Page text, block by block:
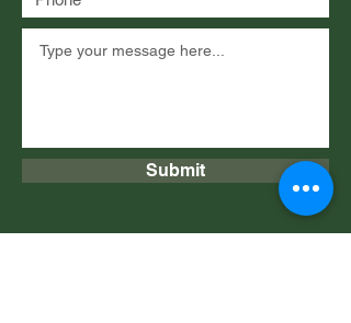
Submit